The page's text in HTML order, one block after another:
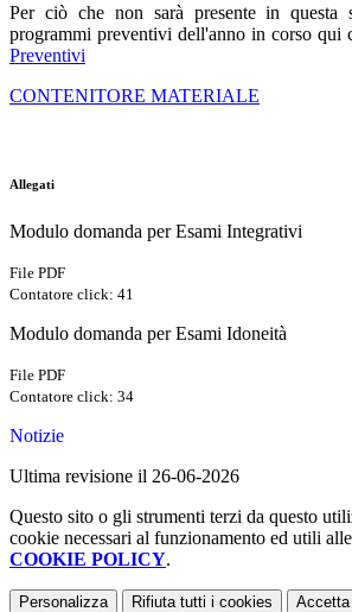
Per ciò che non sarà presente in questa
programmi preventivi dell'anno in corso qui
Preventivi
CONTENITORE MATERIALE
Allegati
Modulo domanda per Esami Integrativi
File PDF
Contatore click: 41
Modulo domanda per Esami Idoneità
File PDF
Contatore click: 34
Notizie
Ultima revisione il 26-06-2026
Questo sito o gli strumenti terzi da questo
cookie necessari al funzionamento ed utili
COOKIE POLICY.
Personalizza Rifiuta tutti i cookies